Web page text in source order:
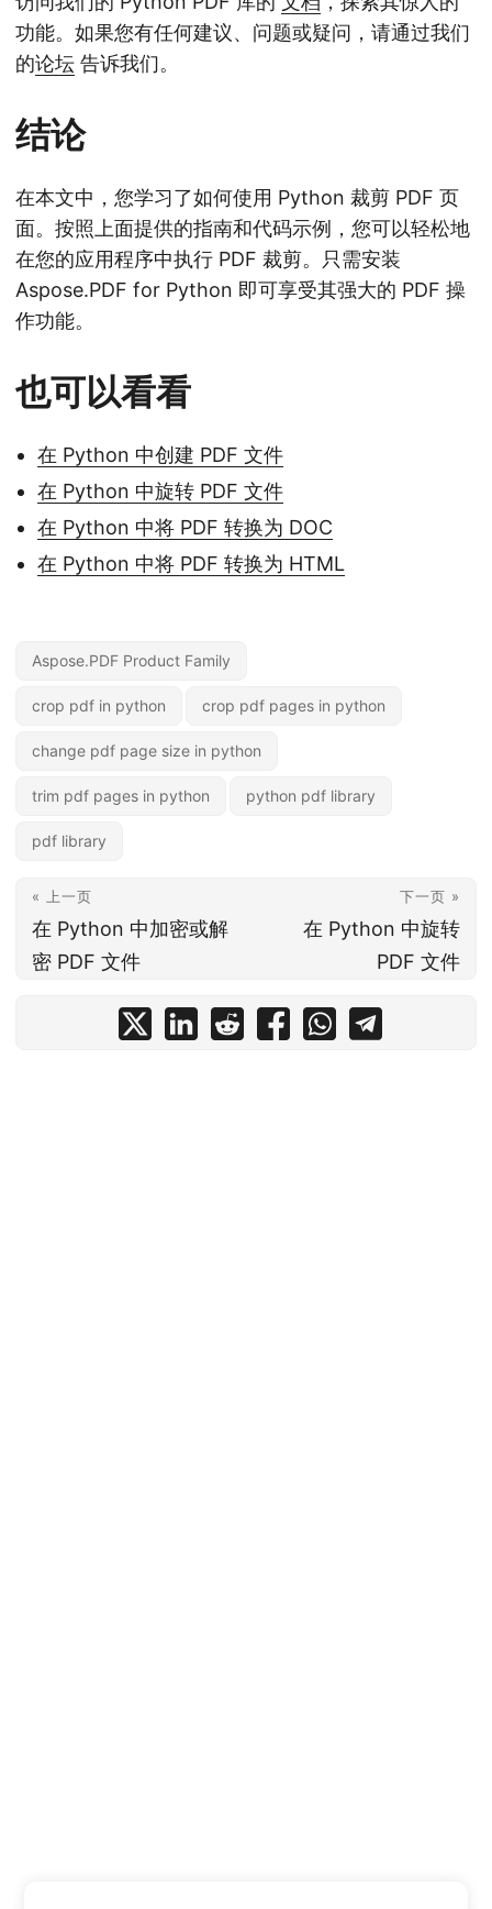
功能。如果您有任何建议、问题或疑问，请通过我们
的论坛 告诉我们。
结论
在本文中，您学习了如何使用 Python 裁剪 PDF 页
面。按照上面提供的指南和代码示例，您可以轻松地
在您的应用程序中执行 PDF 裁剪。只需安装
Aspose.PDF for Python 即可享受其强大的 PDF 操
作功能。
也可以看看
在 Python 中创建 PDF 文件
在 Python 中旋转 PDF 文件
在 Python 中将 PDF 转换为 DOC
在 Python 中将 PDF 转换为 HTML
Aspose.PDF Product Family
crop pdf in python crop pdf pages in python
change pdf page size in python
trim pdf pages in python python pdf library
pdf library
« 上一页
在 Python 中加密或解
密 PDF 文件
下一页 »
在 Python 中旋转
PDF 文件